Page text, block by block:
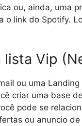
ou, ainda, uma
o link do Spotify.
lista Vip
ou uma Landing
criar uma base
pode se
ou anuncio